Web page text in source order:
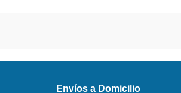
Envíos a Domicilio